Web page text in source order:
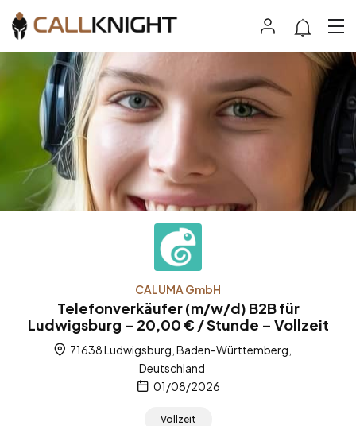
CALUMA GmbH
Telefonverkäufer (m/w/d) B2B für
Ludwigsburg – 20,00 € / Stunde – Vollzeit
71638 Ludwigsburg, Baden-Württemberg,
Deutschland
01/08/2026
Vollzeit